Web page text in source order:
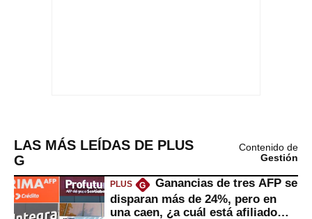
LAS MÁS LEÍDAS DE PLUS
G
Contenido de
Gestión
PLUS G
Ganancias de tres AFP se
disparan más de 24%, pero en
una caen, ¿a cuál está afiliado